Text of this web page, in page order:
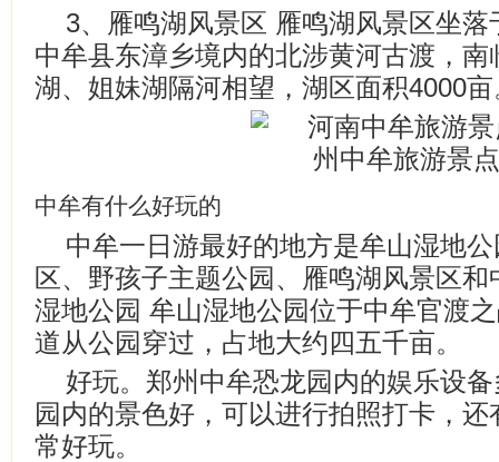
3、雁鸣湖风景区 雁鸣湖风景区坐
中牟县东漳乡境内的北涉黄河古渡，
湖、姐妹湖隔河相望，湖区面积4000
中牟有什么好玩的
中牟一日游最好的地方是牟山湿地
区、野孩子主题公园、雁鸣湖风景区
湿地公园 牟山湿地公园位于中牟官渡
道从公园穿过，占地大约四五千亩。
好玩。郑州中牟恐龙园内的娱乐设
园内的景色好，可以进行拍照打卡，
常好玩。